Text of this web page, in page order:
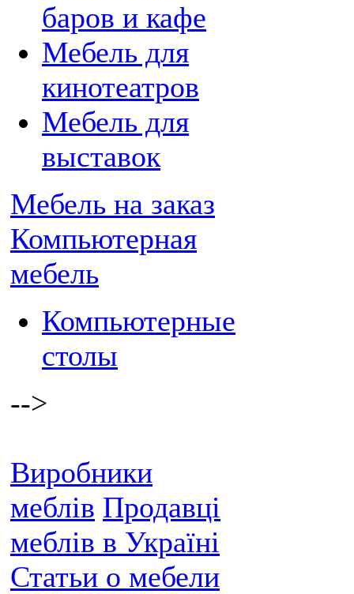
баров и кафе
Мебель для
кинотеатров
Мебель для
выставок
Мебель на заказ
Компьютерная
мебель
Компьютерные
столы
-->
Виробники
меблів Продавці
меблів в Україні
Статьи о мебели